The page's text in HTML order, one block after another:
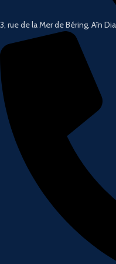
3, rue de la Mer de Béring, Aïn